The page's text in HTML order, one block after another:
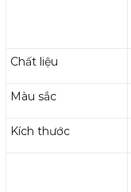
Chất liệu
Màu sắc
Kích thước